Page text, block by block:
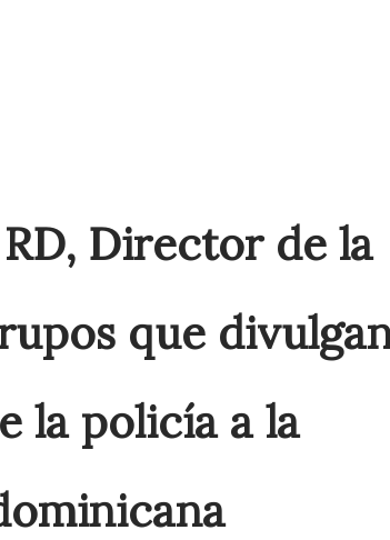
Director de la
que
la policía a la